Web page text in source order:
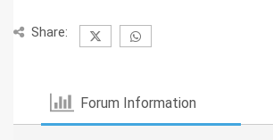
Share:
Forum Information